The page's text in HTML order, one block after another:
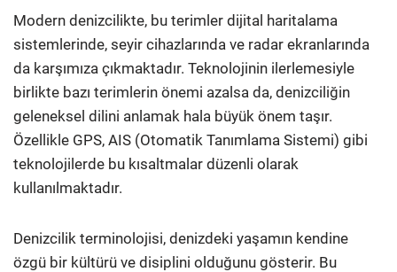
Modern denizcilikte, bu terimler dijital haritalama
sistemlerinde, seyir cihazlarında ve radar ekranlarında
da karşımıza çıkmaktadır. Teknolojinin ilerlemesiyle
birlikte bazı terimlerin önemi azalsa da, denizciliğin
geleneksel dilini anlamak hala büyük önem taşır.
Özellikle GPS, AIS (Otomatik Tanımlama Sistemi) gibi
teknolojilerde bu kısaltmalar düzenli olarak
kullanılmaktadır.
Denizcilik terminolojisi, denizdeki yaşamın kendine
özgü bir kültürü ve disiplini olduğunu gösterir. Bu